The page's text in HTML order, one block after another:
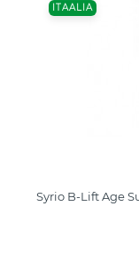
ITAALIA
Syrio B-Lift Age